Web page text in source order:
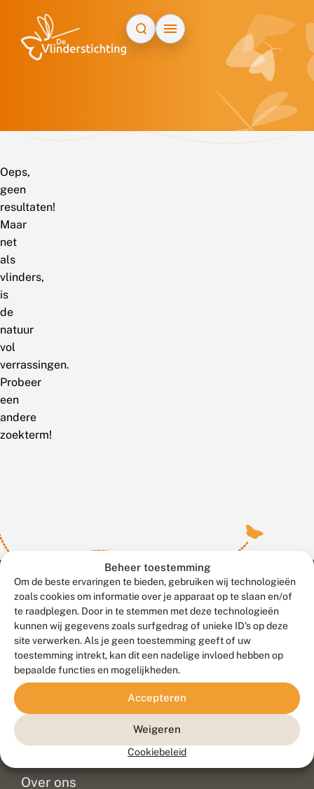
Beheer toestemming
Om de beste ervaringen te bieden, gebruiken wij technologieën
zoals cookies om informatie over je apparaat op te slaan en/of
te raadplegen. Door in te stemmen met deze technologieën
kunnen wij gegevens zoals surfgedrag of unieke ID's op deze
site verwerken. Als je geen toestemming geeft of uw
toestemming intrekt, kan dit een nadelige invloed hebben op
bepaalde functies en mogelijkheden.
Accepteren
Weigeren
Cookiebeleid
Oeps,
geen
resultaten!
Maar
net
als
vlinders,
is
de
natuur
vol
verrassingen.
Probeer
een
andere
zoekterm!
Contact
Veelgestelde vragen
Doneer
Over ons
Meld waarnemingen© 2026 Vlinderstichting
Duurzaam ontwikkeld door
Go2People
, ontworpen door
Blue Field Agency
Privacy
Disclaimer
Sitemap